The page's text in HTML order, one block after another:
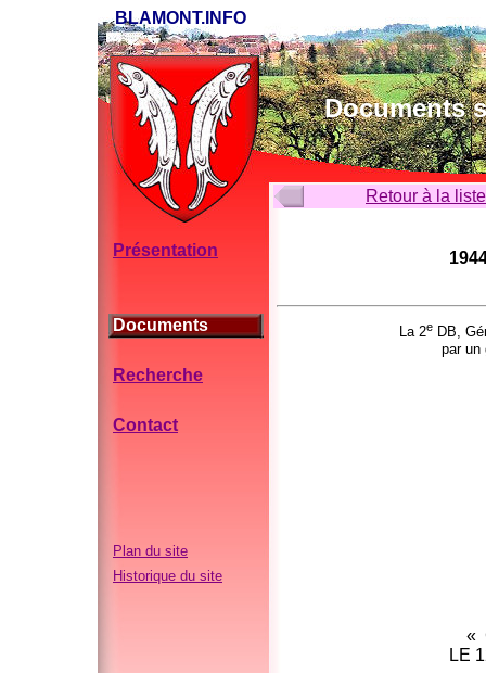
BLAMONT.INFO
Documents
Présentation
Documents
Recherche
Contact
Plan du site
Historique du site
Retour à la
La 2e DB,
par un
«
LE